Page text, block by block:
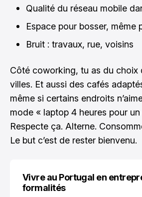
Qualité du réseau mobile
Espace pour bosser, même
Bruit : travaux, rue, voisins
Côté coworking, tu as du choix
villes. Et aussi des cafés
même si certains endroits
mode « laptop 4 heures pour un
Respecte ça. Alterne.
Le but c’est de rester bienvenu.
Vivre au Portugal en
formalités